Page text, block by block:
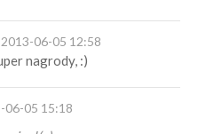
2013-06-05 12:58
nagrody, :)
06-05 15:18